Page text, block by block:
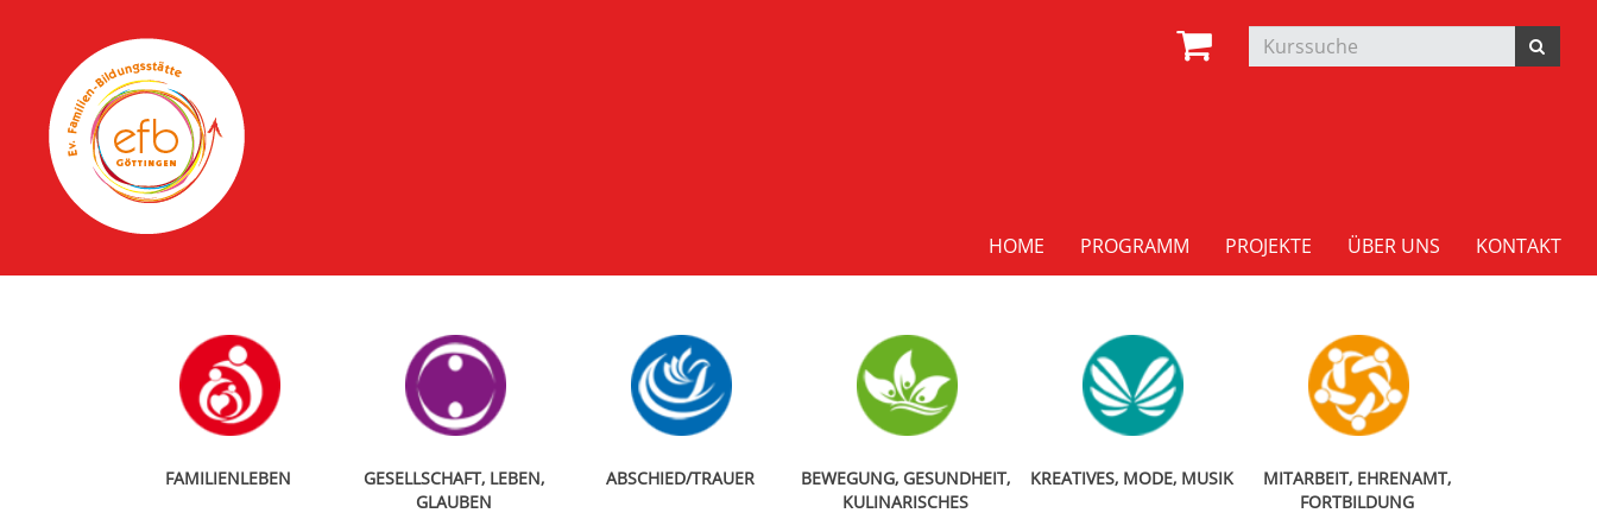
HOME PROGRAMM PROJEKTE ÜBER UNS KONTAKT
FAMILIENLEBEN
GESELLSCHAFT, LEBEN,
GLAUBEN
ABSCHIED/TRAUER
BEWEGUNG, GESUNDHEIT,
KULINARISCHES
KREATIVES, MODE, MUSIK
MITARBEIT, EHRENAMT,
FORTBILDUNG